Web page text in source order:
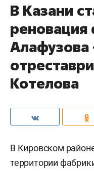
В Казани
реновация
Котелова
В Кировском
территории